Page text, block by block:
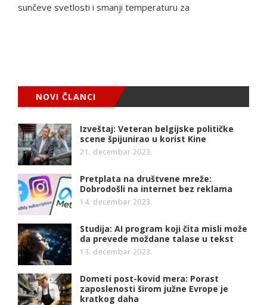
sunčeve svetlosti i smanji temperaturu za
NOVI ČLANCI
Izveštaj: Veteran belgijske političke
scene špijunirao u korist Kine
21. decembar 2023.
Pretplata na društvene mreže:
Dobrodošli na internet bez reklama
14. decembar 2023.
Studija: AI program koji čita misli može
da prevede moždane talase u tekst
13. decembar 2023.
Dometi post-kovid mera: Porast
zaposlenosti širom južne Evrope je
kratkog daha